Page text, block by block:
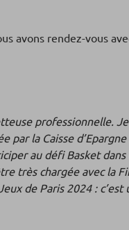
avons rendez-vous
professionnelle.
par la Caisse
au défi Basket
très chargée avec la
de Paris 2024 :